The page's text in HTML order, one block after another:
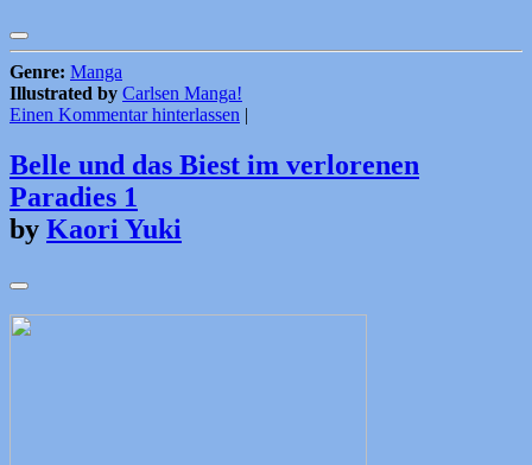
Genre: Manga
Illustrated by Carlsen Manga!
Einen Kommentar hinterlassen |
Belle und das Biest im verlorenen
Paradies 1
by Kaori Yuki